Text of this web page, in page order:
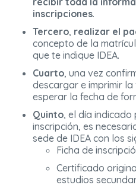
inscripciones.
Tercero, realizar el
concepto de la
que te indique IDEA.
Cuarto, una vez
descargar e imprimir
esperar la fecha de
Quinto, el día
inscripción, es
sede de IDEA con los
Ficha de
Certificado
estudios